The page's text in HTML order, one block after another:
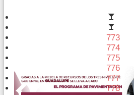
773
774
775
776
777
778